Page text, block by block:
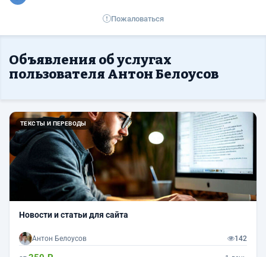
Пожаловаться
Объявления об услугах
пользователя Антон Белоусов
ТЕКСТЫ И ПЕРЕВОДЫ
Новости и статьи для сайта
Антон Белоусов 142